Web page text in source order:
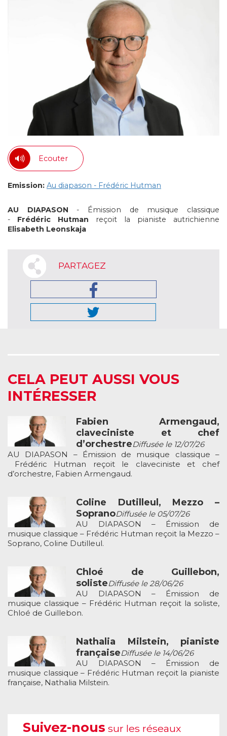
Ecouter
Emission: Au diapason - Frédéric Hutman
AU DIAPASON - Émission de musique classique
- Frédéric Hutman reçoit la pianiste autrichienne
Elisabeth Leonskaja
PARTAGEZ
CELA PEUT AUSSI VOUS
INTÉRESSER
Fabien Armengaud,
claveciniste et chef
d’orchestreDiffusée le 12/07/26
AU DIAPASON – Émission de musique classique –
Frédéric Hutman reçoit le claveciniste et chef
d’orchestre, Fabien Armengaud.
Coline Dutilleul, Mezzo –
SopranoDiffusée le 05/07/26
AU DIAPASON – Émission de
musique classique – Frédéric Hutman reçoit la Mezzo –
Soprano, Coline Dutilleul.
Chloé de Guillebon,
solisteDiffusée le 28/06/26
AU DIAPASON – Émission de
musique classique – Frédéric Hutman reçoit la soliste,
Chloé de Guillebon.
Nathalia Milstein, pianiste
françaiseDiffusée le 14/06/26
AU DIAPASON – Émission de
musique classique – Frédéric Hutman reçoit la pianiste
française, Nathalia Milstein.
Suivez-nous sur les réseaux